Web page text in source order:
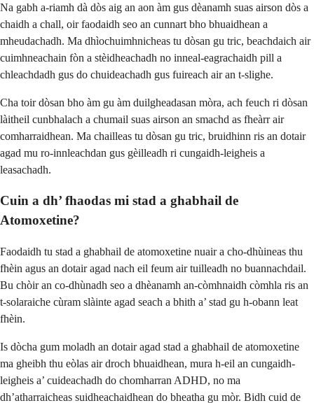
Na gabh a-riamh dà dòs aig an aon àm gus dèanamh suas airson dòs a
chaidh a chall, oir faodaidh seo an cunnart bho bhuaidhean a
mheudachadh. Ma dhìochuimhnicheas tu dòsan gu tric, beachdaich air
cuimhneachain fòn a stèidheachadh no inneal-eagrachaidh pill a
chleachdadh gus do chuideachadh gus fuireach air an t-slighe.
Cha toir dòsan bho àm gu àm duilgheadasan mòra, ach feuch ri dòsan
làitheil cunbhalach a chumail suas airson an smachd as fheàrr air
comharraidhean. Ma chailleas tu dòsan gu tric, bruidhinn ris an dotair
agad mu ro-innleachdan gus gèilleadh ri cungaidh-leigheis a
leasachadh.
Cuin a dh’ fhaodas mi stad a ghabhail de
Atomoxetine?
Faodaidh tu stad a ghabhail de atomoxetine nuair a cho-dhùineas thu
fhèin agus an dotair agad nach eil feum air tuilleadh no buannachdail.
Bu chòir an co-dhùnadh seo a dhèanamh an-còmhnaidh còmhla ris an
t-solaraiche cùram slàinte agad seach a bhith a’ stad gu h-obann leat
fhèin.
Is dòcha gum moladh an dotair agad stad a ghabhail de atomoxetine
ma gheibh thu eòlas air droch bhuaidhean, mura h-eil an cungaidh-
leigheis a’ cuideachadh do chomharran ADHD, no ma
dh’atharraicheas suidheachaidhean do bheatha gu mòr. Bidh cuid de